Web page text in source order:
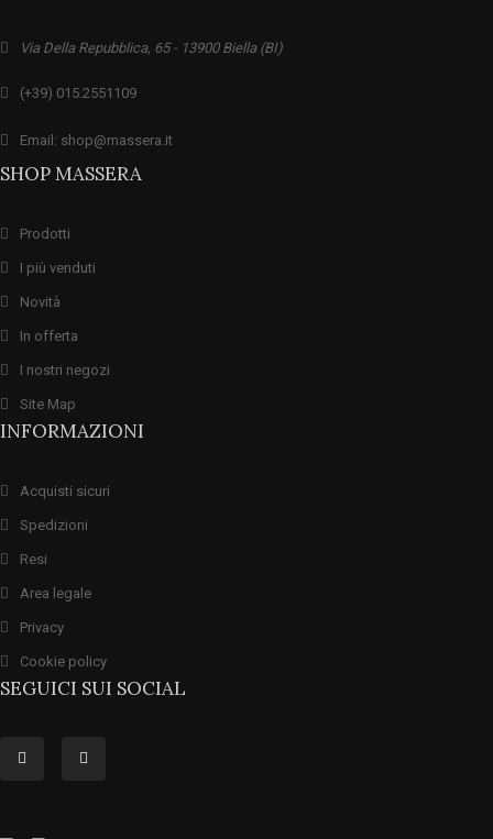
Via Della Repubblica, 65 - 13900 Biella (BI)
(+39) 015.2551109
Email: shop@massera.it
SHOP MASSERA
Prodotti
I più venduti
Novità
In offerta
I nostri negozi
Site Map
INFORMAZIONI
Acquisti sicuri
Spedizioni
Resi
Area legale
Privacy
Cookie policy
SEGUICI SUI SOCIAL